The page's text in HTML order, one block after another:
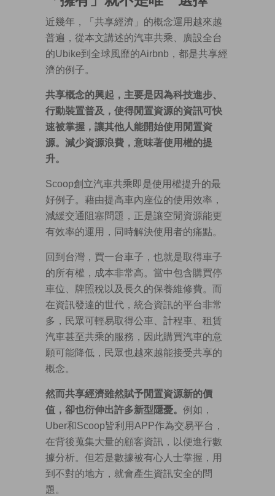
近幾年，「共享經濟」的概念運用越來越
普遍，從本文講述的汽車共乘、廣設全台
的Ubike到全球風靡的Airbnb，都是共享經
濟的例子。
共享概念的興起，主要是因為科技進步、
行動裝置普及，使得閒置資源的資訊可快
速被掌握，讓其他人能開始使用閒置資
源。減少資源浪費，意味著使用權的提
升。
Scoop創立汽車共乘即是使用權提升的最
好例子。藉由提高車內座位的使用效率，
減緩交通阻塞問題，正是讓空閒資源能更
有效率的運用，同時解決使用者的痛點。
回到台灣，買一台車子，也就是取得車子
的所有權，成本非常高。當中包含購買停
車位、牌照稅以及長久的保養維修費。而
在資訊發達的世代，統合資訊的平台非常
多，民眾可輕易取得公車、計程車、租賃
汽車甚至共乘的服務，因此購買汽車的意
願可能降低，民眾也越來越能接受共享的
概念。
然而共享經濟雖然賦予閒置資源新的價
值，卻也衍伸出許多新型隱憂。 例如，
Uber和Scoop皆利用APP作為交易平台，
在背後蒐集大量的顧客資訊，以便進行數
據分析。但若是數據被有心人士掌握，用
到不對的地方，就會產生資訊安全的問
題。